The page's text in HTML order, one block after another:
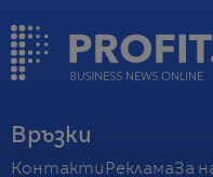
Връзки
Контакти РекламаЗа